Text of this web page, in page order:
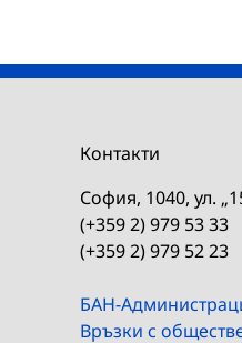
Контакти
София, 1040, ул.
(+359 2) 979 53 33
(+359 2) 979 52 23
БАН-
Връзки с